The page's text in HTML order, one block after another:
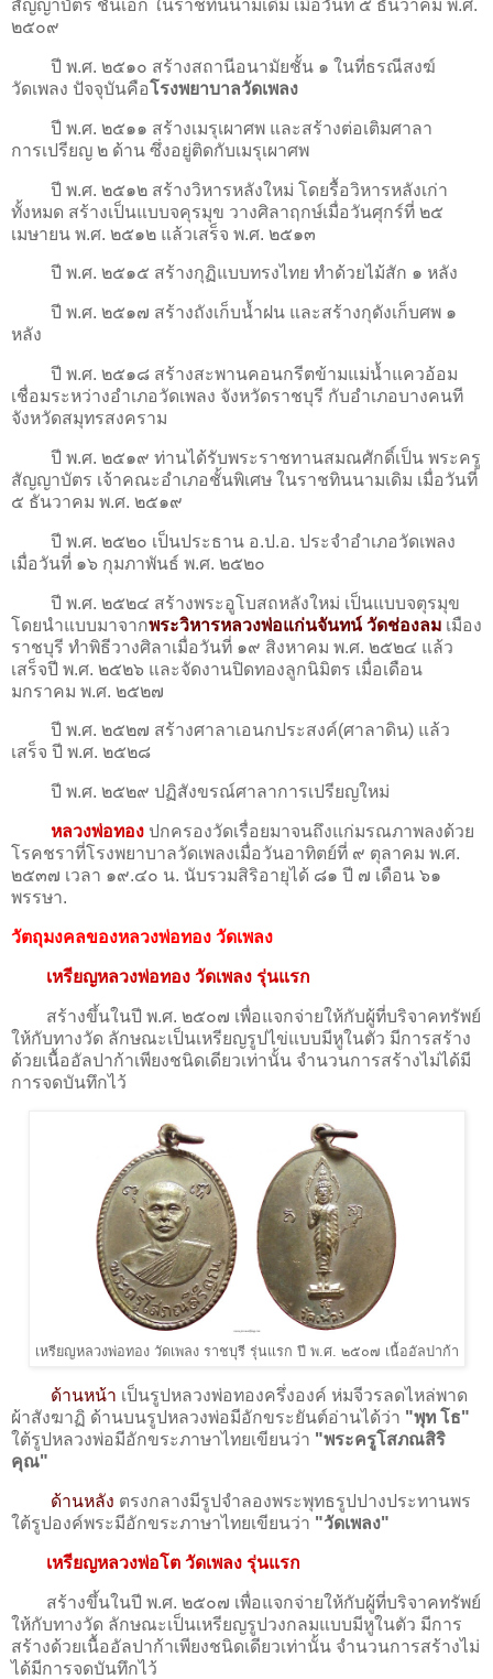
สัญญาบัตร ชั้นเอก ในราชทินนามเดิม เมื่อวันที่ ๕ ธันวาคม พ.ศ.
๒๕๐๙
ปี พ.ศ. ๒๕๑๐ สร้างสถานีอนามัยชั้น ๑ ในที่ธรณีสงฆ์
วัดเพลง ปัจจุบันคือโรงพยาบาลวัดเพลง
ปี พ.ศ. ๒๕๑๑ สร้างเมรุเผาศพ และสร้างต่อเติมศาลา
การเปรียญ ๒ ด้าน ซึ่งอยู่ติดกับเมรุเผาศพ
ปี พ.ศ. ๒๕๑๒ สร้างวิหารหลังใหม่ โดยรื้อวิหารหลังเก่า
ทั้งหมด สร้างเป็นแบบจคุรมุข วางศิลาฤกษ์เมื่อวันศุกร์ที่ ๒๕
เมษายน พ.ศ. ๒๕๑๒ แล้วเสร็จ พ.ศ. ๒๕๑๓
ปี พ.ศ. ๒๕๑๕ สร้างกุฏิแบบทรงไทย ทำด้วยไม้สัก ๑ หลัง
ปี พ.ศ. ๒๕๑๗ สร้างถังเก็บน้ำฝน และสร้างกุดังเก็บศพ ๑
หลัง
ปี พ.ศ. ๒๕๑๘ สร้างสะพานคอนกรีตข้ามแม่น้ำแควอ้อม
เชื่อมระหว่างอำเภอวัดเพลง จังหวัดราชบุรี กับอำเภอบางคนที
จังหวัดสมุทรสงคราม
ปี พ.ศ. ๒๕๑๙ ท่านได้รับพระราชทานสมณศักดิ์เป็น พระครู
สัญญาบัตร เจ้าคณะอำเภอชั้นพิเศษ ในราชทินนามเดิม เมื่อวันที่
๕ ธันวาคม พ.ศ. ๒๕๑๙
ปี พ.ศ. ๒๕๒๐ เป็นประธาน อ.ป.อ. ประจำอำเภอวัดเพลง
เมื่อวันที่ ๑๖ กุมภาพันธ์ พ.ศ. ๒๕๒๐
ปี พ.ศ. ๒๕๒๔ สร้างพระอูโบสถหลังใหม่ เป็นแบบจตุรมุข
โดยนำแบบมาจากพระวิหารหลวงพ่อแก่นจันทน์ วัดช่องลม เมือง
ราชบุรี ทำพิธีวางศิลาเมื่อวันที่ ๑๙ สิงหาคม พ.ศ. ๒๕๒๔ แล้ว
เสร็จปี พ.ศ. ๒๕๒๖ และจัดงานปิดทองลูกนิมิตร เมื่อเดือน
มกราคม พ.ศ. ๒๕๒๗
ปี พ.ศ. ๒๕๒๗ สร้างศาลาเอนกประสงค์(ศาลาดิน) แล้ว
เสร็จ ปี พ.ศ. ๒๕๒๘
ปี พ.ศ. ๒๕๒๙ ปฏิสังขรณ์ศาลาการเปรียญใหม่
หลวงพ่อทอง ปกครองวัดเรื่อยมาจนถึงแก่มรณภาพลงด้วย
โรคชราที่โรงพยาบาลวัดเพลงเมื่อวันอาทิตย์ที่ ๙ ตุลาคม พ.ศ.
๒๕๓๗ เวลา ๑๙.๔๐ น. นับรวมสิริอายุได้ ๘๑ ปี ๗ เดือน ๖๑
พรรษา.
วัตถุมงคลของหลวงพ่อทอง วัดเพลง
เหรียญหลวงพ่อทอง วัดเพลง รุ่นแรก
สร้างขึ้นในปี พ.ศ. ๒๕๐๗ เพื่อแจกจ่ายให้กับผู้ที่บริจาคทรัพย์
ให้กับทางวัด ลักษณะเป็นเหรียญรูปไข่แบบมีหูในตัว มีการสร้าง
ด้วยเนื้ออัลปาก้าเพียงชนิดเดียวเท่านั้น จำนวนการสร้างไม่ได้มี
การจดบันทึกไว้
เหรียญหลวงพ่อทอง วัดเพลง ราชบุรี รุ่นแรก ปี พ.ศ. ๒๕๐๗ เนื้ออัลปาก้า
ด้านหน้า เป็นรูปหลวงพ่อทองครึ่งองค์ ห่มจีวรลดไหล่พาด
ผ้าสังฆาฏิ ด้านบนรูปหลวงพ่อมีอักขระยันต์อ่านได้ว่า "พุท โธ"
ใต้รูปหลวงพ่อมีอักขระภาษาไทยเขียนว่า "พระครูโสภณสิริ
คุณ"
ด้านหลัง ตรงกลางมีรูปจำลองพระพุทธรูปปางประทานพร
ใต้รูปองค์พระมีอักขระภาษาไทยเขียนว่า "วัดเพลง"
เหรียญหลวงพ่อโต วัดเพลง รุ่นแรก
สร้างขึ้นในปี พ.ศ. ๒๕๐๗ เพื่อแจกจ่ายให้กับผู้ที่บริจาคทรัพย์
ให้กับทางวัด ลักษณะเป็นเหรียญรูปวงกลมแบบมีหูในตัว มีการ
สร้างด้วยเนื้ออัลปาก้าเพียงชนิดเดียวเท่านั้น จำนวนการสร้างไม่
ได้มีการจดบันทึกไว้